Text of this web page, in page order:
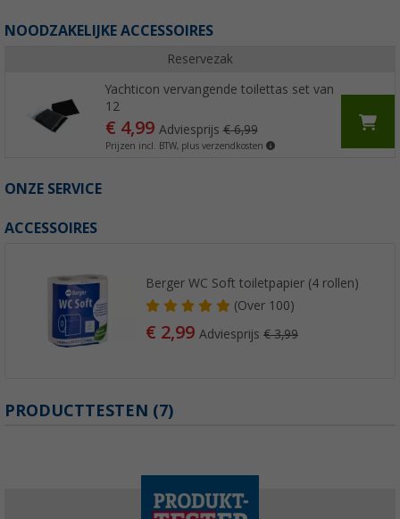
NOODZAKELIJKE ACCESSOIRES
Reservezak
Yachticon vervangende toilettas set van
12
€ 4,99 Adviesprijs€ 6,99
Prijzen incl. BTW, plus verzendkosten
ONZE SERVICE
ACCESSOIRES
Berger WC Soft toiletpapier (4 rollen)
(Over100)
€ 2,99Adviesprijs€ 3,99
PRODUCTTESTEN (7)